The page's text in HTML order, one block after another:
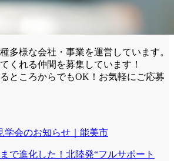
多様な会社・事業を運営しています。
くれる仲間を募集しています！
ところからでもOK！お気軽にご応募
学会のお知らせ｜能美市
で進化した！北陸発“フルサポート